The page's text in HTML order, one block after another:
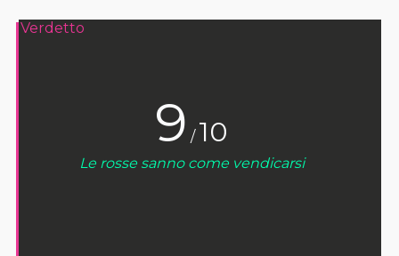
Verdetto
9 / 10
Le rosse sanno come vendicarsi